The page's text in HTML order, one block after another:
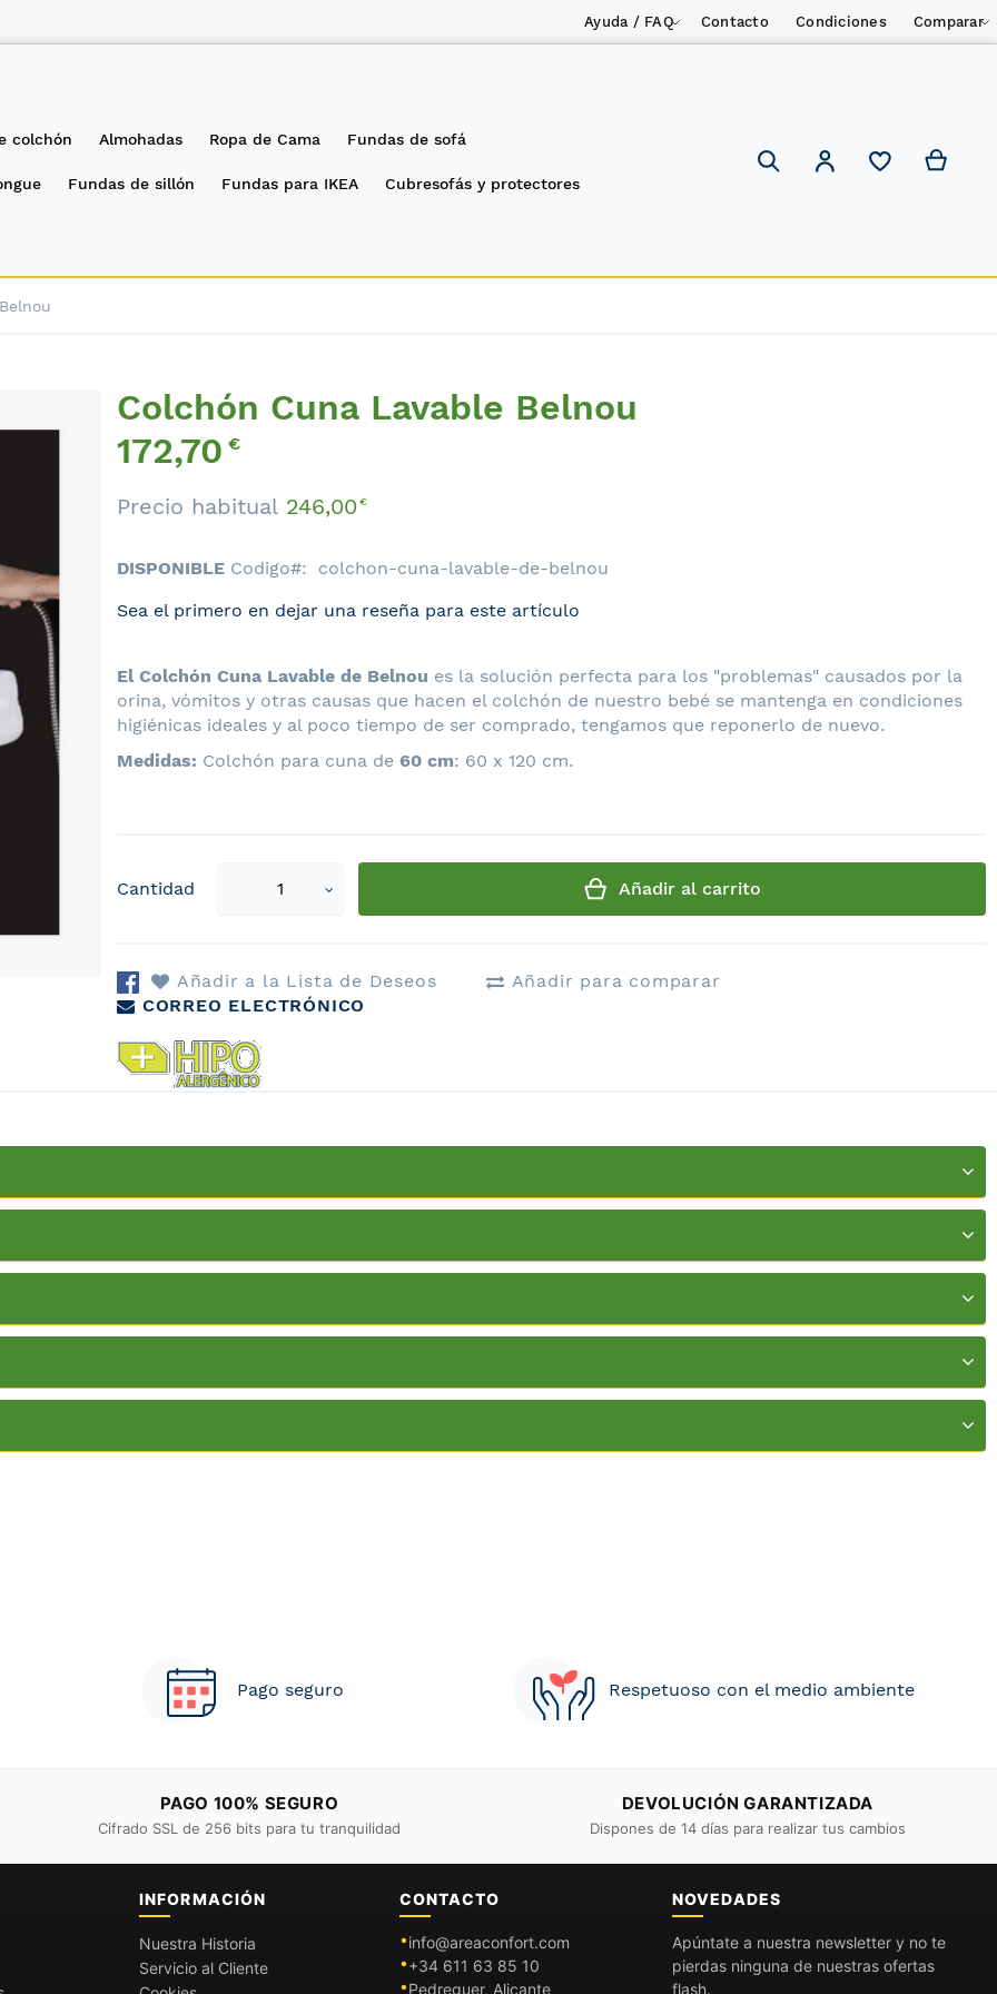
Ayuda / FAQ Contacto Condiciones Comparar
colchón Almohadas Ropa de Cama Fundas de sofá
Fundas de sillón Fundas para IKEA Cubresofás y protectores
Search
Mi cuenta
Colchón Cuna Lavable Belnou
Precio
Especial
172,70€
Precio habitual 246,00€
DISPONIBLE Codigo
colchon-cuna-lavable-de-belnou
Sea el primero en dejar una reseña para este artículo
El Colchón Cuna Lavable de Belnou es la solución perfecta para los "problemas" causados por la
orina, vómitos y otras causas que hacen el colchón de nuestro bebé se mantenga en condiciones
higiénicas ideales y al poco tiempo de ser comprado, tengamos que reponerlo de nuevo.
Medidas: Colchón para cuna de 60 cm: 60 x 120 cm.
Cantidad
Select
Añadir al carrito
Añadir a la Lista de Deseos
Añadir para comparar
CORREO ELECTRÓNICO
Pago seguro Respetuoso con el medio ambiente
PAGO 100% SEGURO
Cifrado SSL de 256 bits para tu tranquilidad
DEVOLUCIÓN GARANTIZADA
Dispones de 14 días para realizar tus cambios
INFORMACIÓN
Nuestra Historia
Servicio al Cliente
CONTACTO
info@areaconfort.com
+34 611 63 85 10
Pedreguer, Alicante
NOVEDADES
Apúntate a nuestra newsletter y no te
pierdas ninguna de nuestras ofertas
flash.